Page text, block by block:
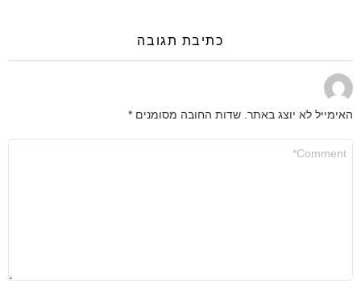
כתיבת תגובה
האימייל לא יוצג באתר. שדות החובה מסומנים *
שלך